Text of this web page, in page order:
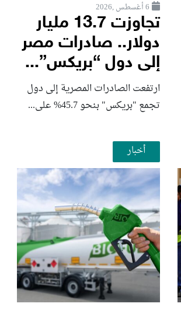
6 أغسطس ,2026
تجاوزت 13.7 مليار
دولار.. صادرات مصر
إلى دول “بريكس”...
ارتفعت الصادرات المصرية إلى دول
تجمع "بريكس" بنحو 45.7% على...
أخبار